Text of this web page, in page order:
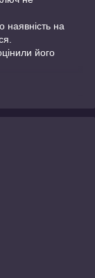
наявність на
його